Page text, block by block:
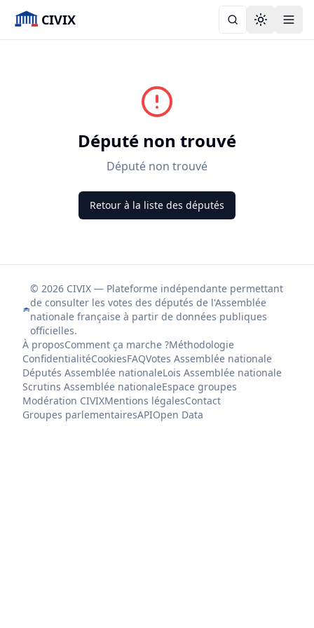
CIVIX Toggle
Député non trouvé
Député non trouvé
Retour à la liste des députés
© 2026 CIVIX — Plateforme indépendante permettant
de consulter les votes des députés de l'Assemblée
nationale française à partir de données publiques
officielles.
À proposComment ça marche ?Méthodologie
ConfidentialitéCookiesFAQVotes Assemblée nationale
Députés Assemblée nationaleLois Assemblée nationale
Scrutins Assemblée nationaleEspace groupes
Modération CIVIXMentions légalesContact
Groupes parlementairesAPIOpen Data